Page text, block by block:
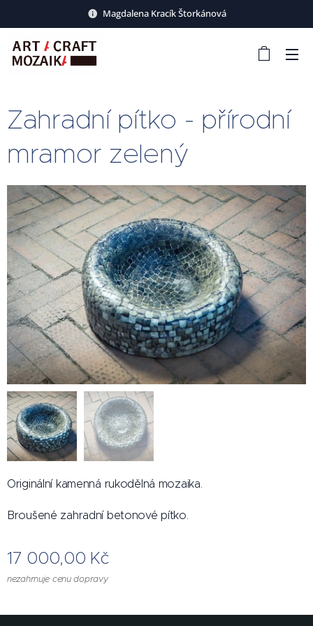
Magdalena Kracík Štorkánová
Zahradní pítko - přírodní
mramor zelený
Originální kamenná rukodělná mozaika.
Broušené zahradní betonové pítko.
17 000,00 Kč
nezahrnuje cenu dopravy